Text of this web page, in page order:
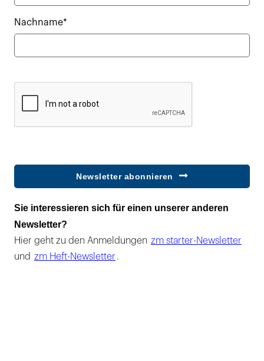
Nachname*
Newsletter abonnieren
Sie interessieren sich für einen unserer anderen
Newsletter?
Hier geht zu den Anmeldungen zm starter-Newsletter
und zm Heft-Newsletter .